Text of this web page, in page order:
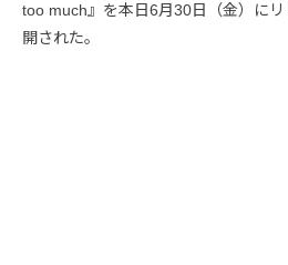
too much』を本日6月30日（金）に
開された。